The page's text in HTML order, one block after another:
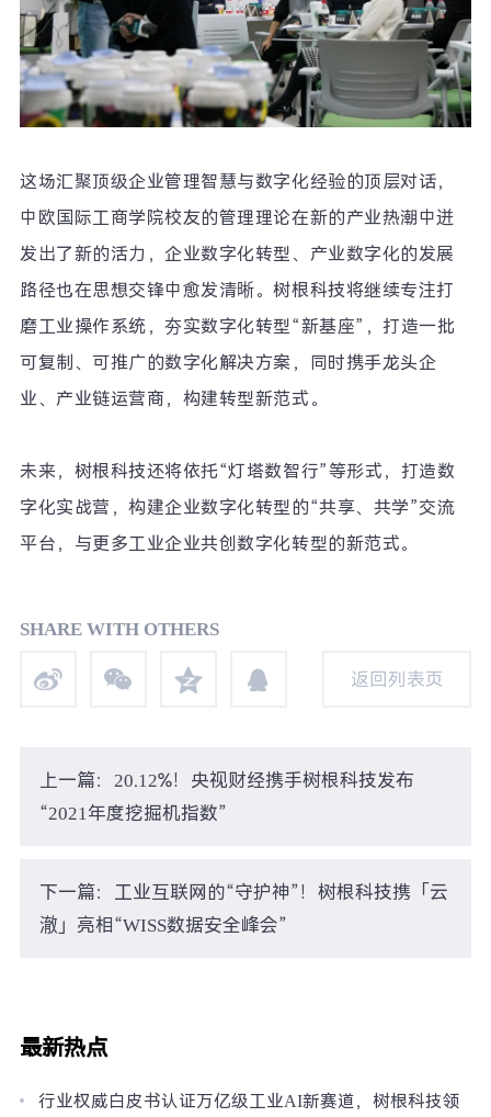
这场汇聚顶级企业管理智慧与数字化经验的顶层对话，
中欧国际工商学院校友的管理理论在新的产业热潮中迸
发出了新的活力，企业数字化转型、产业数字化的发展
路径也在思想交锋中愈发清晰。树根科技将继续专注打
磨工业操作系统，夯实数字化转型“新基座” ，打造一批
可复制、可推广的数字化解决方案，同时携手龙头企
业、产业链运营商，构建转型新范式。
未来，树根科技还将依托“灯塔数智行”等形式，打造数
字化实战营，构建企业数字化转型的“共享、共学”交流
平台，与更多工业企业共创数字化转型的新范式。
SHARE WITH OTHERS
返回列表页
上一篇：20.12%！央视财经携手树根科技发布
“2021年度挖掘机指数”
下一篇：工业互联网的“守护神”！树根科技携「云
澈」亮相“WISS数据安全峰会”
最新热点
行业权威白皮书认证万亿级工业AI新赛道，树根科技领